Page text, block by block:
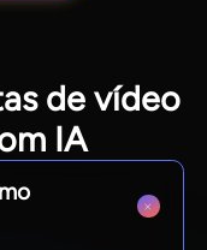
de vídeo
IA